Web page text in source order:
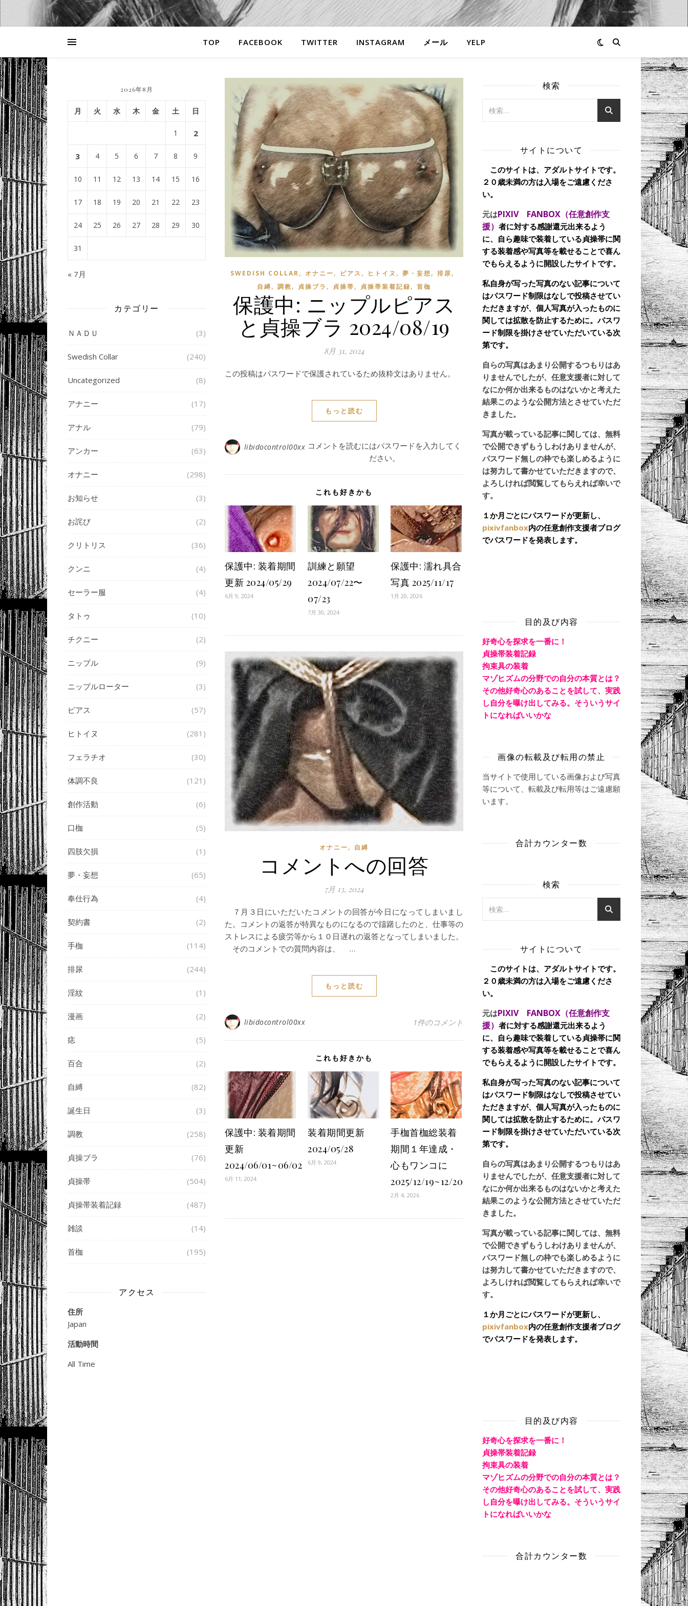
TOP FACEBOOK TWITTER INSTAGRAM メール YELP
2026年8月
月 火 水 木 金 土 日
1 2
3 4 5 6 7 8 9
10 11 12 13 14 15 16
17 18 19 20 21 22 23
24 25 26 27 28 29 30
31
« 7月
カテゴリー
ＮＡＤＵ (3)
Swedish Collar (240)
Uncategorized (8)
アナニー (17)
アナル (79)
アンカー (63)
オナニー (298)
お知らせ (3)
お詫び (2)
クリトリス (36)
クンニ (4)
セーラー服 (4)
タトゥ (10)
チクニー (2)
ニップル (9)
ニップルローター (3)
ピアス (57)
ヒトイヌ (281)
フェラチオ (30)
体調不良 (121)
創作活動 (6)
口枷 (5)
四肢欠損 (1)
夢・妄想 (65)
奉仕行為 (4)
契約書 (2)
手枷 (114)
排尿 (244)
淫紋 (1)
漫画 (2)
痣 (5)
百合 (2)
自縛 (82)
誕生日 (3)
調教 (258)
貞操ブラ (76)
貞操帯 (504)
貞操帯装着記録 (487)
雑談 (14)
首枷 (195)
アクセス
住所
Japan
活動時間
All Time
SWEDISH COLLAR, オナニー, ピアス , ヒトイヌ , 夢・妄想, 排尿,
自縛, 調教, 貞操ブラ , 貞操帯, 貞操帯装着記録, 首枷
保護中: ニップルピアス
と貞操ブラ 2024/08/19
8月 31, 2024
この投稿はパスワードで保護されているため抜粋文はありません。
もっと読む
libidocontrol00xx コメントを読むにはパスワードを入力してく
ださい。
これも好きかも
保護中: 装着期間
更新 2024/05/29
6月 9, 2024
訓練と願望
2024/07/22〜
07/23
7月 30, 2024
保護中: 濡れ具合
写真 2025/11/17
1月 20, 2026
オナニー, 自縛
コメントへの回答
7月 13, 2024
７月３日にいただいたコメントの回答が今日になってしまいまし
た。コメントの返答が特異なものになるので躊躇したのと、仕事等の
ストレスによる疲労等から１０日遅れの返答となってしまいました。
そのコメントでの質問内容は、 …
もっと読む
libidocontrol00xx 1件のコメント
これも好きかも
保護中: 装着期間
更新
2024/06/01~06/02
6月 11, 2024
装着期間更新
2024/05/28
6月 9, 2024
手枷首枷総装着
期間１年達成・
心もワンコに
2025/12/19~12/20
2月 4, 2026
検索
サイトについて
このサイトは、アダルトサイトです。
２０歳未満の方は入場をご遠慮くださ
い。
元はPIXIV FANBOX（任意創作支
援） 者に対する感謝還元出来るよう
に、自ら趣味で装着している貞操帯に関
する装着感や写真等を載せることで喜ん
でもらえるように開設したサイトです。
私自身が写った写真のない記事について
はパスワード制限はなしで投稿させてい
ただきますが、個人写真が入ったものに
関しては拡散を防止するために。パスワ
ード制限を掛けさせていただいている次
第です。
自らの写真はあまり公開するつもりはあ
りませんでしたが、任意支援者に対して
なにか何か出来るものはないかと考えた
結果このような公開方法とさせていただ
きました。
写真が載っている記事に関しては、無料
で公開できずもうしわけありませんが、
パスワード無しの枠でも楽しめるように
は努力して書かせていただきますので、
よろしければ閲覧してもらえれば幸いで
す。
１か月ごとにパスワードが更新し、
pixivfanbox内の任意創作支援者ブログ
でパスワードを発表します。
目的及び内容
好奇心を探求を一番に！
貞操帯装着記録
拘束具の装着
マゾヒズムの分野での自分の本質とは？
その他好奇心のあることを試して、実践
し自分を曝け出してみる。そういうサイ
トになればいいかな
画像の転載及び転用の禁止
当サイトで使用している画像および写真
等について、転載及び転用等はご遠慮願
います。
合計カウンター数
検索
サイトについて
このサイトは、アダルトサイトです。
２０歳未満の方は入場をご遠慮くださ
い。
元はPIXIV FANBOX（任意創作支
援） 者に対する感謝還元出来るよう
に、自ら趣味で装着している貞操帯に関
する装着感や写真等を載せることで喜ん
でもらえるように開設したサイトです。
私自身が写った写真のない記事について
はパスワード制限はなしで投稿させてい
ただきますが、個人写真が入ったものに
関しては拡散を防止するために。パスワ
ード制限を掛けさせていただいている次
第です。
自らの写真はあまり公開するつもりはあ
りませんでしたが、任意支援者に対して
なにか何か出来るものはないかと考えた
結果このような公開方法とさせていただ
きました。
写真が載っている記事に関しては、無料
で公開できずもうしわけありませんが、
パスワード無しの枠でも楽しめるように
は努力して書かせていただきますので、
よろしければ閲覧してもらえれば幸いで
す。
１か月ごとにパスワードが更新し、
pixivfanbox内の任意創作支援者ブログ
でパスワードを発表します。
目的及び内容
好奇心を探求を一番に！
貞操帯装着記録
拘束具の装着
マゾヒズムの分野での自分の本質とは？
その他好奇心のあることを試して、実践
し自分を曝け出してみる。そういうサイ
トになればいいかな
合計カウンター数